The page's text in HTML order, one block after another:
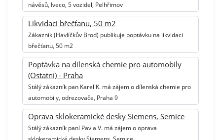
návěsů, Iveco, 5 vozidel, Pelhřimov
Likvidaci břečťanu, 50 m2
Zákazník (Havlíčkův Brod) publikuje poptávku na likvidaci
břečťanu, 50 m2
Poptávka na dílenská chemie pro automobily
(Ostatní) - Praha
Stálý zákazník pan Karel K. má zájem o dílenská chemie pro
automobily, odrezovače, Praha 9
Oprava sklokeramické desky Siemens, Semice
Stálý zákazník paní Pavla V. má zájem o oprava